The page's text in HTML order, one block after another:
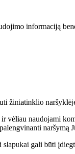
informaciją
žiniatinklio
vėliau naudojami
gali būti